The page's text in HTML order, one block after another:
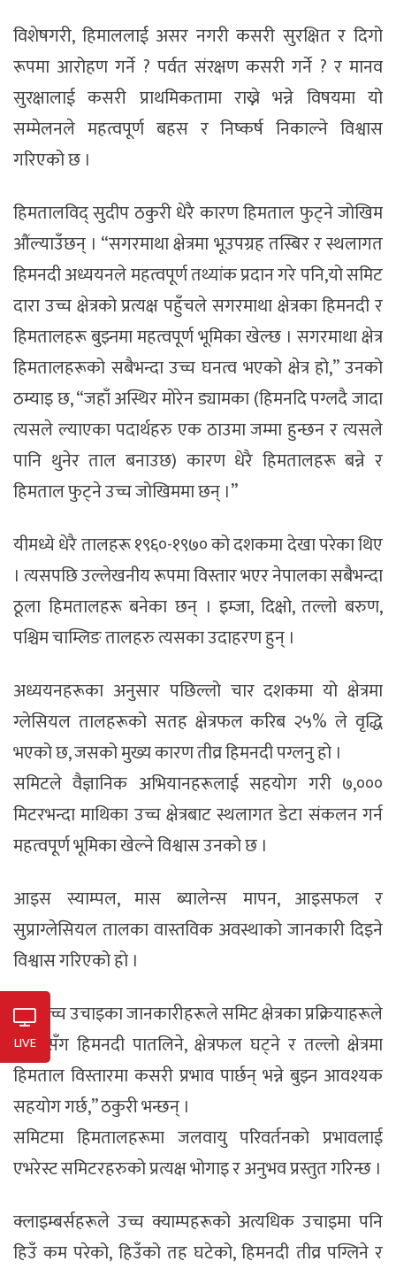
विशेषगरी, हिमाललाई असर नगरी कसरी सुरक्षित र दिगो
रूपमा आरोहण गर्ने ? पर्वत संरक्षण कसरी गर्ने ? र मानव
सुरक्षालाई कसरी प्राथमिकतामा राख्ने भन्ने विषयमा यो
सम्मेलनले महत्वपूर्ण बहस र निष्कर्ष निकाल्ने विश्वास
गरिएको छ ।
हिमतालविद् सुदीप ठकुरी धेरै कारण हिमताल फुट्ने जोखिम
औंल्याउँछन् । “सगरमाथा क्षेत्रमा भूउपग्रह तस्बिर र स्थलागत
हिमनदी अध्ययनले महत्वपूर्ण तथ्यांक प्रदान गरे पनि,यो समिट
दारा उच्च क्षेत्रको प्रत्यक्ष पहुँचले सगरमाथा क्षेत्रका हिमनदी र
हिमतालहरू बुझ्नमा महत्वपूर्ण भूमिका खेल्छ । सगरमाथा क्षेत्र
हिमतालहरूको सबैभन्दा उच्च घनत्व भएको क्षेत्र हो,” उनको
ठम्याइ छ, “जहाँ अस्थिर मोरेन ड्यामका (हिमनदि पग्लदै जादा
त्यसले ल्याएका पदार्थहरु एक ठाउमा जम्मा हुन्छन र त्यसले
पानि थुनेर ताल बनाउछ) कारण धेरै हिमतालहरू बन्ने र
हिमताल फुट्ने उच्च जोखिममा छन् ।”
यीमध्ये धेरै तालहरू १९६०-१९७० को दशकमा देखा परेका थिए
। त्यसपछि उल्लेखनीय रूपमा विस्तार भएर नेपालका सबैभन्दा
ठूला हिमतालहरू बनेका छन् । इम्जा, दिक्षो, तल्लो बरुण,
पश्चिम चाम्लिङ तालहरु त्यसका उदाहरण हुन् ।
अध्ययनहरूका अनुसार पछिल्लो चार दशकमा यो क्षेत्रमा
ग्लेसियल तालहरूको सतह क्षेत्रफल करिब २५% ले वृद्धि
भएको छ, जसको मुख्य कारण तीव्र हिमनदी पग्लनु हो ।
समिटले वैज्ञानिक अभियानहरूलाई सहयोग गरी ७,०००
मिटरभन्दा माथिका उच्च क्षेत्रबाट स्थलागत डेटा संकलन गर्न
महत्वपूर्ण भूमिका खेल्ने विश्वास उनको छ ।
आइस स्याम्पल, मास ब्यालेन्स मापन, आइसफल र
सुप्राग्लेसियल तालका वास्तविक अवस्थाको जानकारी दिइने
विश्वास गरिएको हो ।
“यी उच्च उचाइका जानकारीहरूले समिट क्षेत्रका प्रक्रियाहरूले
समयसँग हिमनदी पातलिने, क्षेत्रफल घट्ने र तल्लो क्षेत्रमा
हिमताल विस्तारमा कसरी प्रभाव पार्छन् भन्ने बुझ्न आवश्यक
सहयोग गर्छ,” ठकुरी भन्छन् ।
समिटमा हिमतालहरूमा जलवायु परिवर्तनको प्रभावलाई
एभरेस्ट समिटरहरुको प्रत्यक्ष भोगाइ र अनुभव प्रस्तुत गरिन्छ ।
क्लाइम्बर्सहरूले उच्च क्याम्पहरूको अत्यधिक उचाइमा पनि
हिउँ कम परेको, हिउँको तह घटेको, हिमनदी तीव्र पग्लिने र
LIVE